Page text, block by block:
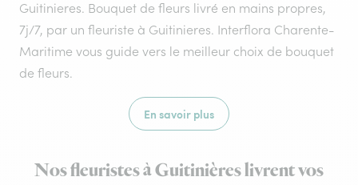
Guitinieres. Bouquet de fleurs livré en mains propres,
7j/7, par un fleuriste à Guitinieres. Interflora Charente-
Maritime vous guide vers le meilleur choix de bouquet
de fleurs.
En savoir plus
Nos fleuristes à Guitinières livrent vos